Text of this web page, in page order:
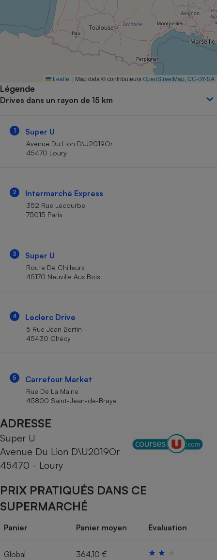
Leaflet | Map data © contributeursOpenStreetMap CC-BY-SA
Légende
Drives dans un rayon de 15 km
1 Super U
Avenue Du Lion D\U2019Or
45470 Loury
2 Intermarché Express
352 Rue Lecourbe
75015 Paris
3 Super U
Route De Chilleurs
45170 Neuville Aux Bois
4 Leclerc Drive
5 Rue Jean Bertin
45430 Chécy
5 Carrefour Market
Rue De La Mairie
45800 Saint-Jean-de-Braye
ADRESSE
Super U
Avenue Du Lion D\U2019Or
45470 - Loury
PRIX PRATIQUÉS DANS CE
SUPERMARCHÉ
Panier Panier moyen Évaluation
Global 364,10 €
Complément
alimentaire
Assurance emprunteur
Petit électroménager -
Cafetière à expressos
Robot ménager
Mutuelle